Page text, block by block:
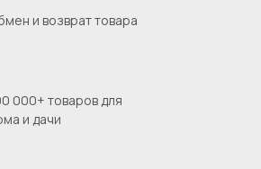
и возврат товара
000+ товаров для
и дачи